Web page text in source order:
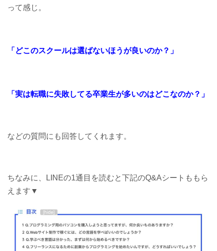
って感じ。
「どこのスクールは選ばないほうが良いのか？」
「実は転職に失敗してる卒業生が多いのはどこなのか？」
などの質問にも回答してくれます。
ちなみに、LINEの1通目を読むと下記のQ&Aシートももら
えます▼